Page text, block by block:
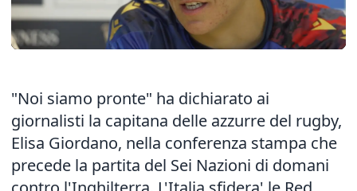
"Noi siamo pronte" ha dichiarato ai
giornalisti la capitana delle azzurre del rugby,
Elisa Giordano, nella conferenza stampa che
precede la partita del Sei Nazioni di domani